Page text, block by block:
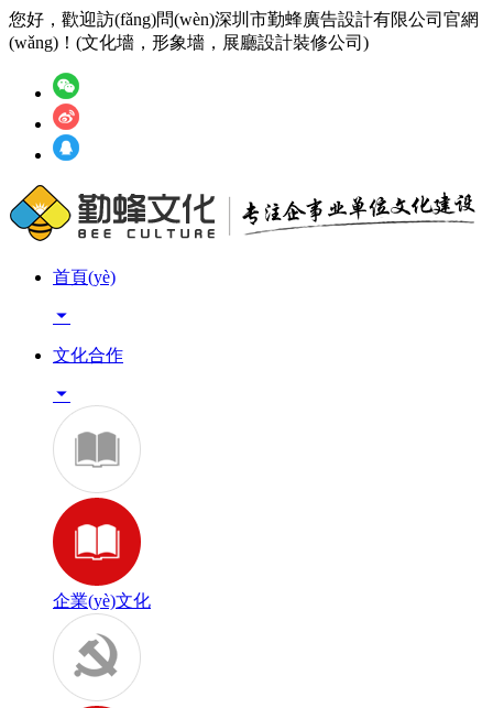
您好，歡迎訪(fǎng)問(wèn)深圳市勤蜂廣告設計有限公司官網
(wǎng)！(文化墻，形象墻，展廳設計裝修公司)
首頁(yè)

文化合作

企業(yè)文化